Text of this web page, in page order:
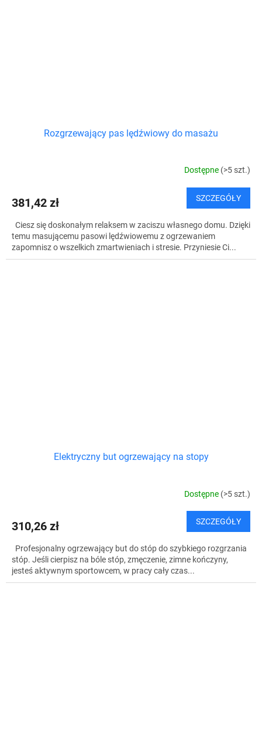
Rozgrzewający pas lędźwiowy do masażu
Dostępne (>5 szt.)
381,42 zł SZCZEGÓŁY
Ciesz się doskonałym relaksem w zaciszu własnego domu. Dzięki
temu masującemu pasowi lędźwiowemu z ogrzewaniem
zapomnisz o wszelkich zmartwieniach i stresie. Przyniesie Ci...
Elektryczny but ogrzewający na stopy
Dostępne (>5 szt.)
310,26 zł SZCZEGÓŁY
Profesjonalny ogrzewający but do stóp do szybkiego rozgrzania
stóp. Jeśli cierpisz na bóle stóp, zmęczenie, zimne kończyny,
jesteś aktywnym sportowcem, w pracy cały czas...